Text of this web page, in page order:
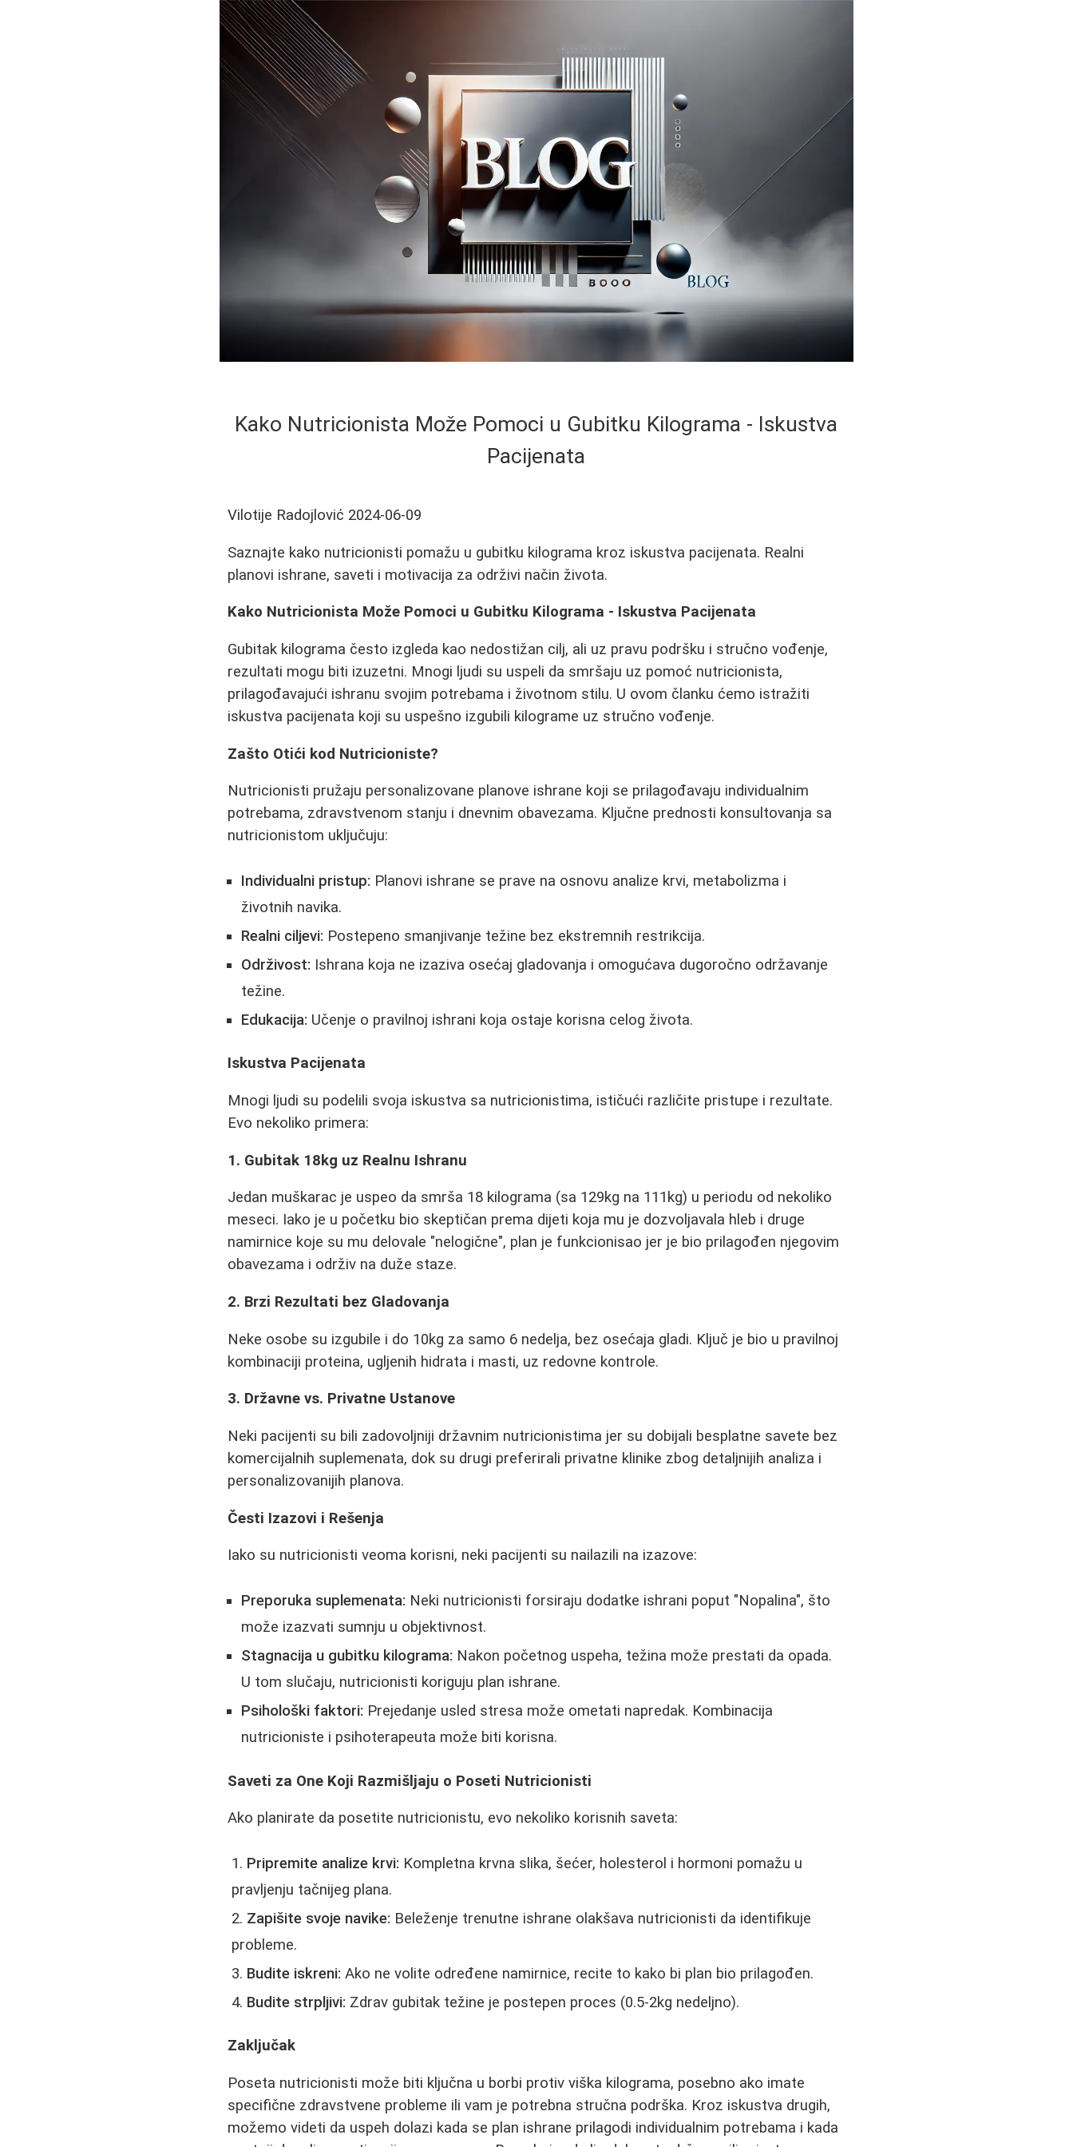
Kako Nutricionista Može Pomoci u Gubitku Kilograma - Iskustva
Pacijenata
Vilotije Radojlović 2024-06-09
Saznajte kako nutricionisti pomažu u gubitku kilograma kroz iskustva pacijenata. Realni
planovi ishrane, saveti i motivacija za održivi način života.
Kako Nutricionista Može Pomoci u Gubitku Kilograma - Iskustva Pacijenata
Gubitak kilograma često izgleda kao nedostižan cilj, ali uz pravu podršku i stručno vođenje,
rezultati mogu biti izuzetni. Mnogi ljudi su uspeli da smršaju uz pomoć nutricionista,
prilagođavajući ishranu svojim potrebama i životnom stilu. U ovom članku ćemo istražiti
iskustva pacijenata koji su uspešno izgubili kilograme uz stručno vođenje.
Zašto Otići kod Nutricioniste?
Nutricionisti pružaju personalizovane planove ishrane koji se prilagođavaju individualnim
potrebama, zdravstvenom stanju i dnevnim obavezama. Ključne prednosti konsultovanja sa
nutricionistom uključuju:
Individualni pristup: Planovi ishrane se prave na osnovu analize krvi, metabolizma i
životnih navika.
Realni ciljevi: Postepeno smanjivanje težine bez ekstremnih restrikcija.
Održivost: Ishrana koja ne izaziva osećaj gladovanja i omogućava dugoročno održavanje
težine.
Edukacija: Učenje o pravilnoj ishrani koja ostaje korisna celog života.
Iskustva Pacijenata
Mnogi ljudi su podelili svoja iskustva sa nutricionistima, ističući različite pristupe i rezultate.
Evo nekoliko primera:
1. Gubitak 18kg uz Realnu Ishranu
Jedan muškarac je uspeo da smrša 18 kilograma (sa 129kg na 111kg) u periodu od nekoliko
meseci. Iako je u početku bio skeptičan prema dijeti koja mu je dozvoljavala hleb i druge
namirnice koje su mu delovale "nelogične", plan je funkcionisao jer je bio prilagođen njegovim
obavezama i održiv na duže staze.
2. Brzi Rezultati bez Gladovanja
Neke osobe su izgubile i do 10kg za samo 6 nedelja, bez osećaja gladi. Ključ je bio u pravilnoj
kombinaciji proteina, ugljenih hidrata i masti, uz redovne kontrole.
3. Državne vs. Privatne Ustanove
Neki pacijenti su bili zadovoljniji državnim nutricionistima jer su dobijali besplatne savete bez
komercijalnih suplemenata, dok su drugi preferirali privatne klinike zbog detaljnijih analiza i
personalizovanijih planova.
Česti Izazovi i Rešenja
Iako su nutricionisti veoma korisni, neki pacijenti su nailazili na izazove:
Preporuka suplemenata: Neki nutricionisti forsiraju dodatke ishrani poput "Nopalina", što
može izazvati sumnju u objektivnost.
Stagnacija u gubitku kilograma: Nakon početnog uspeha, težina može prestati da opada.
U tom slučaju, nutricionisti koriguju plan ishrane.
Psihološki faktori: Prejedanje usled stresa može ometati napredak. Kombinacija
nutricioniste i psihoterapeuta može biti korisna.
Saveti za One Koji Razmišljaju o Poseti Nutricionisti
Ako planirate da posetite nutricionistu, evo nekoliko korisnih saveta:
Pripremite analize krvi: Kompletna krvna slika, šećer, holesterol i hormoni pomažu u
pravljenju tačnijeg plana.
Zapišite svoje navike: Beleženje trenutne ishrane olakšava nutricionisti da identifikuje
probleme.
Budite iskreni: Ako ne volite određene namirnice, recite to kako bi plan bio prilagođen.
Budite strpljivi: Zdrav gubitak težine je postepen proces (0.5-2kg nedeljno).
Zaključak
Poseta nutricionisti može biti ključna u borbi protiv viška kilograma, posebno ako imate
specifične zdravstvene probleme ili vam je potrebna stručna podrška. Kroz iskustva drugih,
možemo videti da uspeh dolazi kada se plan ishrane prilagodi individualnim potrebama i kada